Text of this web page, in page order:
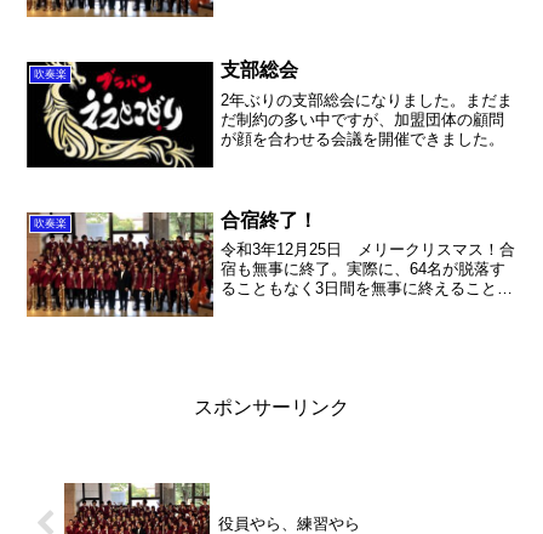
っとスターウォーズを見...
吹奏楽 支部総会
2年ぶりの支部総会になりました。まだま
だ制約の多い中ですが、加盟団体の顧問
が顔を合わせる会議を開催できました。
吹奏楽 合宿終了！
令和3年12月25日 メリークリスマス！合
宿も無事に終了。実際に、64名が脱落す
ることもなく3日間を無事に終えることが
スポンサーリンク
役員やら、練習やら